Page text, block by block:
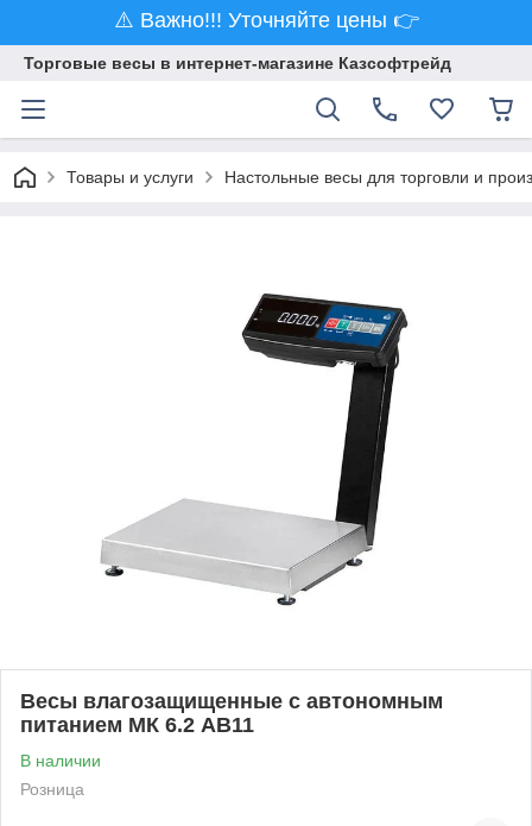
⚠️ Важно!!! Уточняйте цены 👉
Торговые весы в интернет-магазине Казсофтрейд
Товары и услуги Настольные весы для торговли и
Весы влагозащищенные с автономным
питанием МК 6.2 АВ11
В наличии
Розница